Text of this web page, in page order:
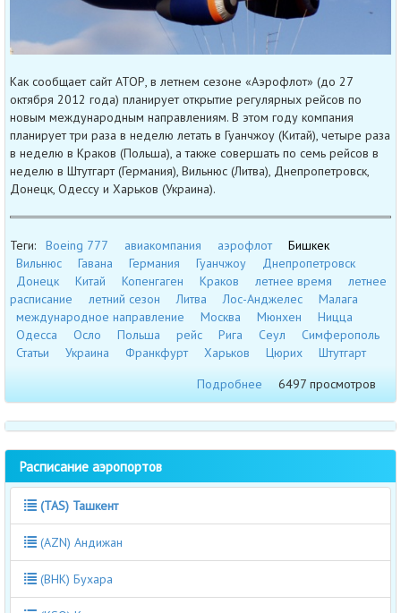
Как сообщает сайт АТОР, в летнем сезоне «Аэрофлот» (до 27
октября 2012 года) планирует открытие регулярных рейсов по
новым международным направлениям. В этом году компания
планирует три раза в неделю летать в Гуанчжоу (Китай), четыре раза
в неделю в Краков (Польша), а также совершать по семь рейсов в
неделю в Штутгарт (Германия), Вильнюс (Литва), Днепропетровск,
Донецк, Одессу и Харьков (Украина).
Теги: Boeing 777 авиакомпания аэрофлот
Бишкек
Вильнюс
Гавана Германия Гуанчжоу
Днепропетровск
Донецк
Китай Копенгаген Краков летнее время
летнее
расписание
летний сезон Литва Лос-Анджелес
Малага
международное направление
Москва Мюнхен
Ницца
Одесса
Осло Польша рейс Рига Сеул
Симферополь
Статьи
Украина Франкфурт Харьков Цюрих
Штутгарт
Подробнее
6497 просмотров
Расписание аэропортов
(TAS) Ташкент
(AZN) Андижан
(BHK) Бухара